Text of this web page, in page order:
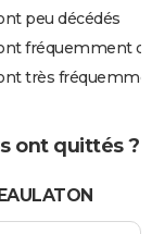
peu décédés
fréquemment
très
ont quittés ?